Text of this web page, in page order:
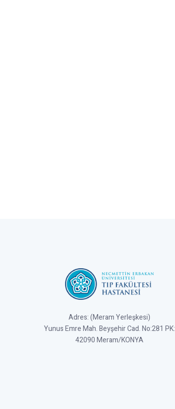
Adres: (Meram Yerleşkesi)
Yunus Emre Mah. Beyşehir Cad. No:281 PK:
42090 Meram/KONYA